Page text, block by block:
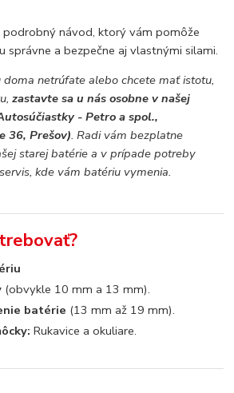
podrobný návod, ktorý vám pomôže
správne a bezpečne aj vlastnými silami.
netrúfate alebo chcete mať istotu,
zastavte sa u nás osobne v našej
- Petro a spol.,
36, Prešov). Radi vám bezplatne
starej batérie a v prípade potreby
kde vám batériu vymenia.
(obvykle 10 mm a 13 mm).
batérie (13 mm až 19 mm).
Rukavice a okuliare.